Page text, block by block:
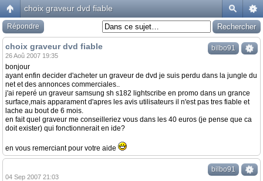
choix graveur dvd fiable
Répondre
bilbo91
choix graveur dvd fiable
26 Aoû 2007 19:35
bonjour
ayant enfin decider d'acheter un graveur de dvd je suis perdu dans la jungle du
net et des annonces commerciales..
j'ai reperé un graveur samsung sh s182 lightscribe en promo dans un grance
surface,mais apparament d'apres les avis utilisateurs il n'est pas tres fiable et
lache au bout de 6 mois.
en fait quel graveur me conseilleriez vous dans les 40 euros (je pense que ca
doit exister) qui fonctionnerait en ide?
en vous remerciant pour votre aide
bilbo91
04 Sep 2007 21:03